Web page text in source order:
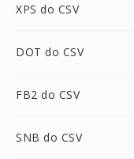
XPS do CSV
DOT do CSV
FB2 do CSV
SNB do CSV